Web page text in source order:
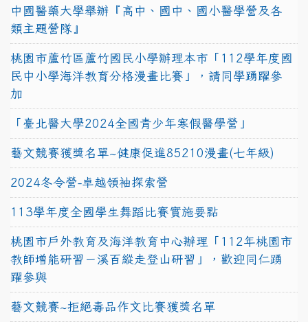
中國醫藥大學舉辦『高中、國中、國小醫學營及各
類主題營隊』
桃園市蘆竹區蘆竹國民小學辦理本市「112學年度國
民中小學海洋教育分格漫畫比賽」，請同學踴躍參
加
「臺北醫大學2024全國青少年寒假醫學營」
藝文競賽獲獎名單~健康促進85210漫畫(七年級)
2024冬令營-卓越領袖探索營
113學年度全國學生舞蹈比賽實施要點
桃園市戶外教育及海洋教育中心辦理「112年桃園市
教師增能研習－溪百縱走登山研習」，歡迎同仁踴
躍參與
藝文競賽~拒絕毒品作文比賽獲獎名單